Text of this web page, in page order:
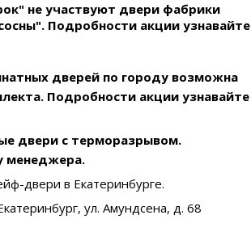
не участвуют двери фабрики
Подробности акции узнавайте
дверей по городу возможна
Подробности акции узнавайте
двери с терморазрывом.
менеджера.
двери в Екатеринбурге.
ул. Амундсена, д. 68